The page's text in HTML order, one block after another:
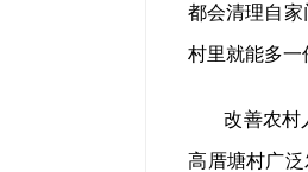
都会清理自家
村里就能多一
改善农村
高厝塘村广